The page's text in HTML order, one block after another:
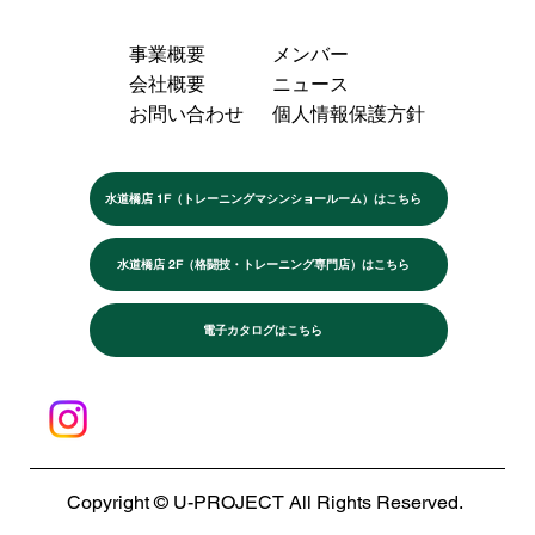
水道橋店 1F（トレーニングマシンショールーム）はこちら
水道橋店 2F（格闘技・トレーニング専門店）はこちら
電子カタログはこちら
事業概要
メンバー
会社概要
ニュース
お問い合わせ
個人情報保護方針
Copyright © U-PROJECT All Rights Reserved.